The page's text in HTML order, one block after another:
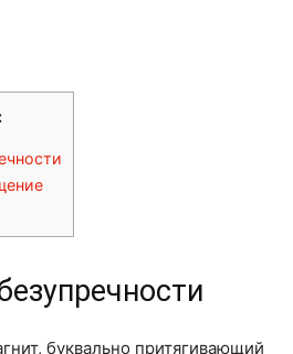
буквально притягивающий